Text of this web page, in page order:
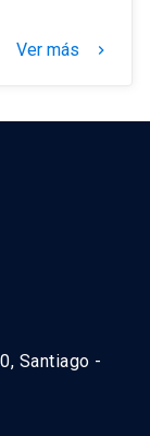
Ver más keyboard_arrow_right
Santiago -